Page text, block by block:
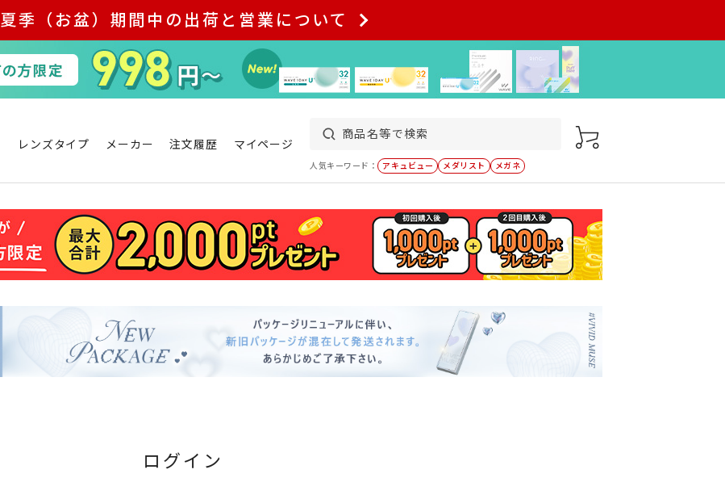
夏季（お盆）期間中の出荷と営業について
レンズタイプ メーカー 注文履歴 マイページ
人気キーワード： アキュビュー メダリスト メガネ
ログイン